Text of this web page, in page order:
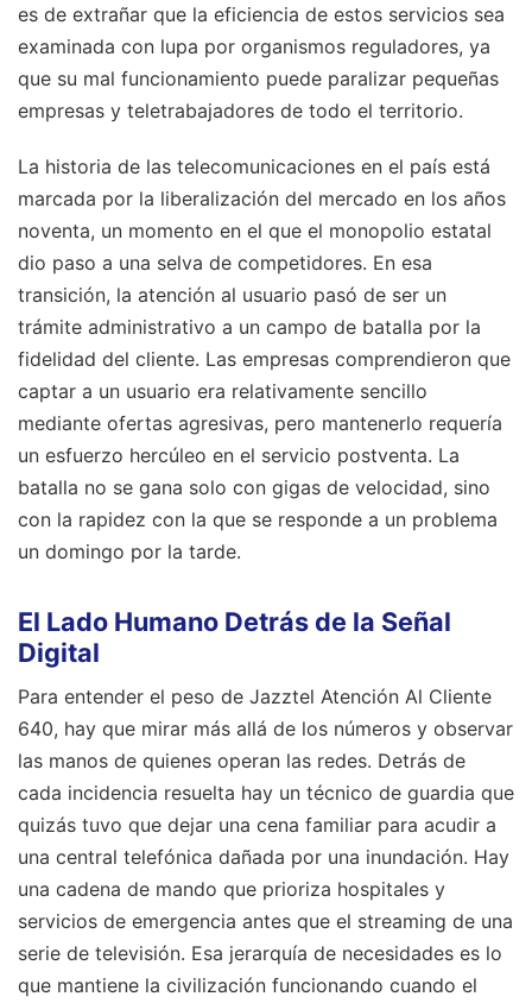
es de extrañar que la eficiencia de estos servicios sea
examinada con lupa por organismos reguladores, ya
que su mal funcionamiento puede paralizar pequeñas
empresas y teletrabajadores de todo el territorio.
La historia de las telecomunicaciones en el país está
marcada por la liberalización del mercado en los años
noventa, un momento en el que el monopolio estatal
dio paso a una selva de competidores. En esa
transición, la atención al usuario pasó de ser un
trámite administrativo a un campo de batalla por la
fidelidad del cliente. Las empresas comprendieron que
captar a un usuario era relativamente sencillo
mediante ofertas agresivas, pero mantenerlo requería
un esfuerzo hercúleo en el servicio postventa. La
batalla no se gana solo con gigas de velocidad, sino
con la rapidez con la que se responde a un problema
un domingo por la tarde.
El Lado Humano Detrás de la Señal
Digital
Para entender el peso de Jazztel Atención Al Cliente
640, hay que mirar más allá de los números y observar
las manos de quienes operan las redes. Detrás de
cada incidencia resuelta hay un técnico de guardia que
quizás tuvo que dejar una cena familiar para acudir a
una central telefónica dañada por una inundación. Hay
una cadena de mando que prioriza hospitales y
servicios de emergencia antes que el streaming de una
serie de televisión. Esa jerarquía de necesidades es lo
que mantiene la civilización funcionando cuando el